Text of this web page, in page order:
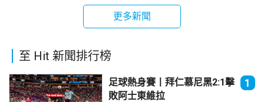
更多新聞
至 Hit 新聞排行榜
足球熱身賽丨拜仁慕尼黑2:1擊
敗阿士東維拉
1